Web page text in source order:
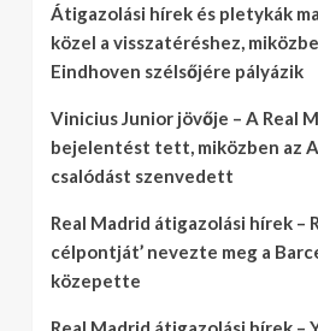
Átigazolási hírek és pletykák
közel a visszatéréshez,
Eindhoven szélsőjére pályázik
Vinicius Junior jövője – A Real
bejelentést tett, miközben az
csalódást szenvedett
Real Madrid átigazolási hírek –
célpontját’ nevezte meg a
közepette